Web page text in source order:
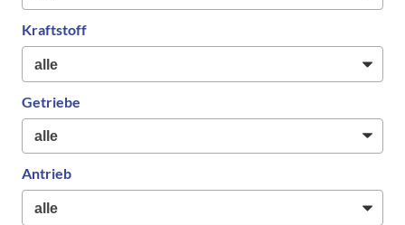
Kraftstoff
Getriebe
Antrieb